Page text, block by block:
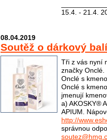
15.4. - 21.4.
08.04.2019
Soutěž o dárkový
Tři z vás nyní
značky
Onclé s
Onclé s
jmenují
a) AKOSKY®
APIUM.
http://
správnou